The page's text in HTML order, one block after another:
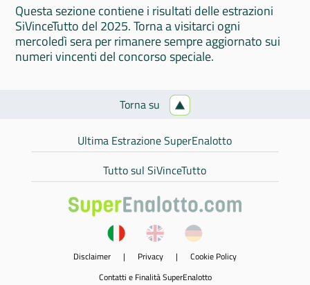
Questa sezione contiene i risultati delle estrazioni
SiVinceTutto del 2025. Torna a visitarci ogni
mercoledì sera per rimanere sempre aggiornato sui
numeri vincenti del concorso speciale.
Torna su
Ultima Estrazione SuperEnalotto
Tutto sul SiVinceTutto
Disclaimer | Privacy | Cookie Policy
Contatti e Finalità SuperEnalotto